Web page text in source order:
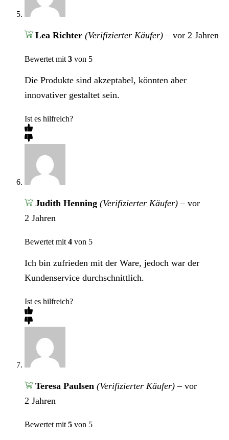
Lea Richter (Verifizierter Käufer) – vor 2 Jahren
Bewertet mit 3 von 5
Die Produkte sind akzeptabel, könnten aber
innovativer gestaltet sein.
Ist es hilfreich?
Judith Henning (Verifizierter Käufer) – vor
2 Jahren
Bewertet mit 4 von 5
Ich bin zufrieden mit der Ware, jedoch war der
Kundenservice durchschnittlich.
Ist es hilfreich?
Teresa Paulsen (Verifizierter Käufer) – vor
2 Jahren
Bewertet mit 5 von 5